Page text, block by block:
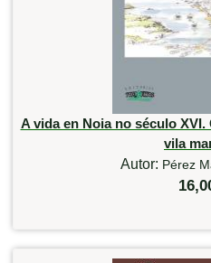
A vida en Noia no século
vila
Autor: Pérez